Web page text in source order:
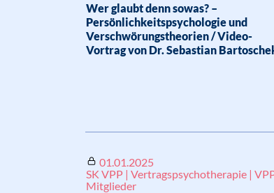
Wer glaubt denn sowas? –
Persönlichkeitspsychologie und
Verschwörungstheorien / Video-
Vortrag von Dr. Sebastian
01.01.2025
SK VPP | Vertragspsychotherapie |
Mitglieder